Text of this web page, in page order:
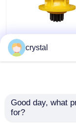
DH80 Bagger
Schwinggetriebe
Geräuscharm
crystal
Good day, what
for?